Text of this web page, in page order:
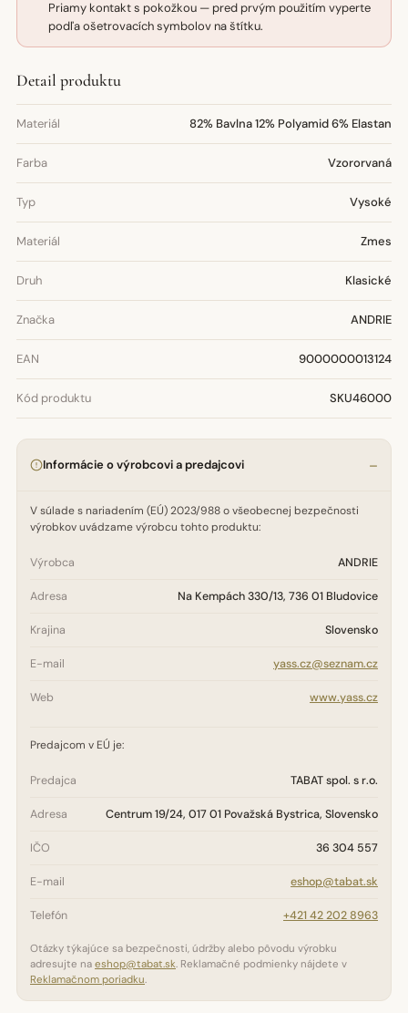
Priamy kontakt s pokožkou — pred prvým použitím vyperte
podľa ošetrovacích symbolov na štítku.
Detail produktu
Materiál 82% Bavlna 12% Polyamid 6% Elastan
Farba Vzororvaná
Typ Vysoké
Materiál Zmes
Druh Klasické
Značka ANDRIE
EAN 9000000013124
Kód produktu SKU46000
Informácie o výrobcovi a predajcovi
V súlade s nariadením (EÚ) 2023/988 o všeobecnej bezpečnosti
výrobkov uvádzame výrobcu tohto produktu:
Výrobca ANDRIE
Adresa Na Kempách 330/13, 736 01 Bludovice
Krajina Slovensko
E-mail yass.cz@seznam.cz
Web www.yass.cz
Predajcom v EÚ je:
Predajca TABAT spol. s r.o.
Adresa Centrum 19/24, 017 01 Považská Bystrica, Slovensko
IČO 36 304 557
E-mail eshop@tabat.sk
Telefón +421 42 202 8963
Otázky týkajúce sa bezpečnosti, údržby alebo pôvodu výrobku
adresujte na eshop@tabat.sk. Reklamačné podmienky nájdete v
Reklamačnom poriadku.